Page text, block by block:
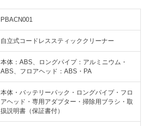
PBACN001
自立式コードレススティッククリーナー
本体：ABS、ロングパイプ：アルミニウム・
ABS、フロアヘッド：ABS・PA
本体・バッテリーパック・ロングパイプ・フロ
アヘッド・専用アダプター・掃除用ブラシ・取
扱説明書（保証書付）